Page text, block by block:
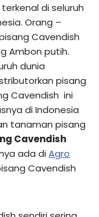
di seluruh
Orang –
Cavendish
Ambon putih.
dunia
pisang
Cavendish ini
di Indonesia
tanaman pisang
Cavendish
ada diAgro
Cavendish